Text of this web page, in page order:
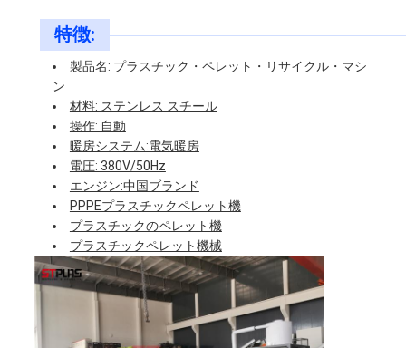
特徴:
製品名: プラスチック・ペレット・リサイクル・マシ
ン
材料: ステンレス スチール
操作: 自動
暖房システム:電気暖房
電圧: 380V/50Hz
エンジン:中国ブランド
PPPEプラスチックペレット機
プラスチックのペレット機
プラスチックペレット機械